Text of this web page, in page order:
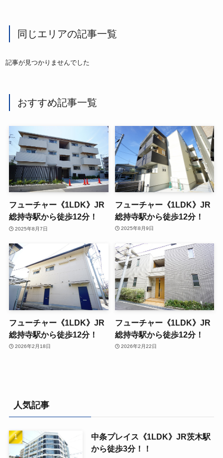
同じエリアの記事一覧
記事が見つかりませんでした
おすすめ記事一覧
フューチャー《1LDK》JR
総持寺駅から徒歩12分！
2025年8月7日
フューチャー《1LDK》JR
総持寺駅から徒歩12分！
2025年8月9日
フューチャー《1LDK》JR
総持寺駅から徒歩12分！
2026年2月18日
フューチャー《1LDK》JR
総持寺駅から徒歩12分！
2026年2月22日
人気記事
中条プレイス《1LDK》JR茨木駅
から徒歩3分！！